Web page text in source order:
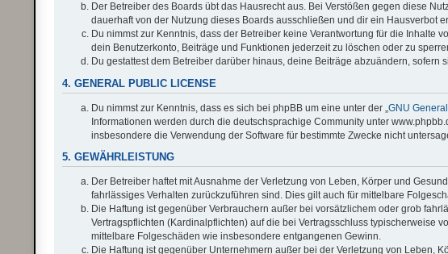
Der Betreiber des Boards übt das Hausrecht aus. Bei Verstößen gegen diese
dauerhaft von der Nutzung dieses Boards ausschließen und dir ein Hausverbot
Du nimmst zur Kenntnis, dass der Betreiber keine Verantwortung für die Inhalte
dein Benutzerkonto, Beiträge und Funktionen jederzeit zu löschen oder zu
Du gestattest dem Betreiber darüber hinaus, deine Beiträge abzuändern,
4. GENERAL PUBLIC LICENSE
Du nimmst zur Kenntnis, dass es sich bei phpBB um eine unter der „GNU
Informationen werden durch die deutschsprachige Community unter
insbesondere die Verwendung der Software für bestimmte Zwecke nicht
5. GEWÄHRLEISTUNG
Der Betreiber haftet mit Ausnahme der Verletzung von Leben, Körper und
fahrlässiges Verhalten zurückzuführen sind. Dies gilt auch für mittelbare
Die Haftung ist gegenüber Verbrauchern außer bei vorsätzlichem oder grob
Vertragspflichten (Kardinalpflichten) auf die bei Vertragsschluss typischerweise
mittelbare Folgeschäden wie insbesondere entgangenen Gewinn.
Die Haftung ist gegenüber Unternehmern außer bei der Verletzung von Leben,